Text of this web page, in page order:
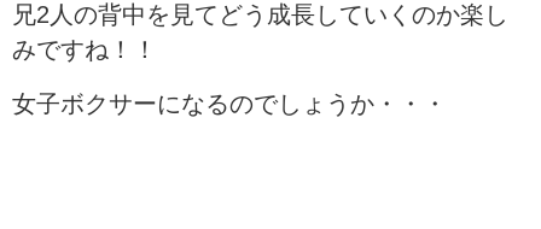
兄2人の背中を見てどう成長していくのか楽し
みですね！！
女子ボクサーになるのでしょうか・・・